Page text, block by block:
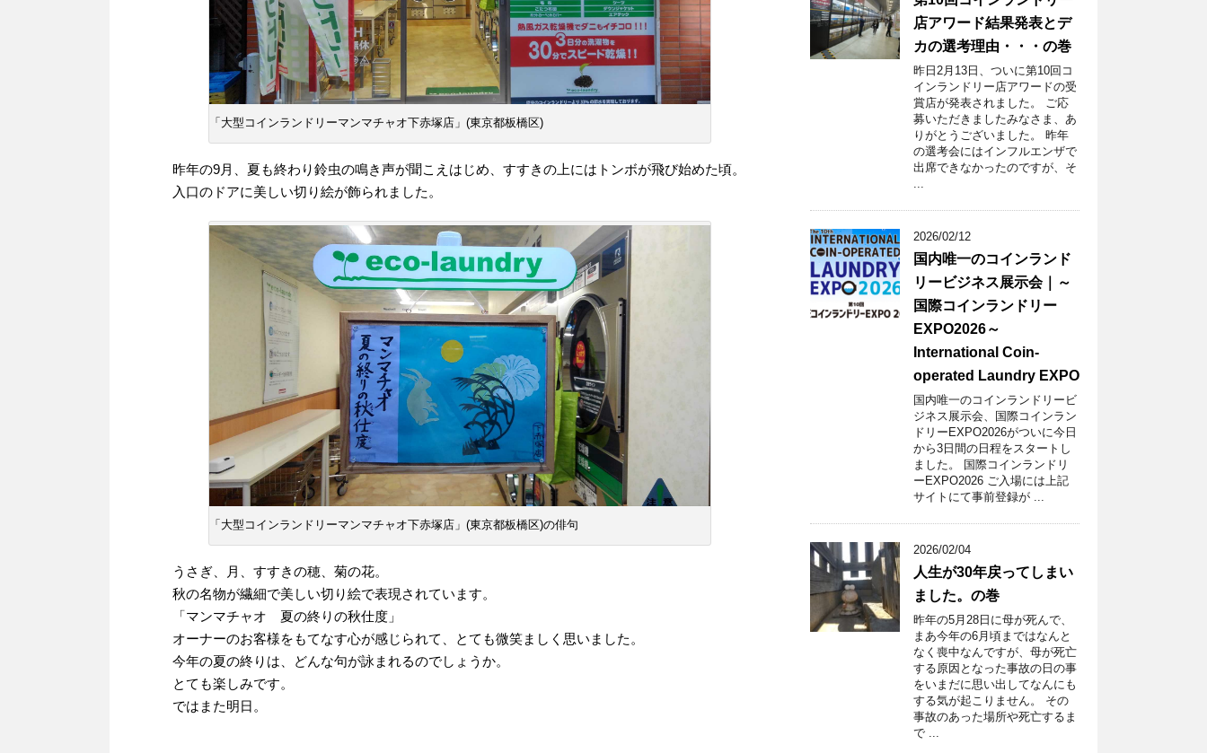
「大型コインランドリーマンマチャオ下赤塚店」(東京都板橋区)
昨年の9月、夏も終わり鈴虫の鳴き声が聞こえはじめ、すすきの上にはトンボが飛び始めた頃。
入口のドアに美しい切り絵が飾られました。
「大型コインランドリーマンマチャオ下赤塚店」(東京都板橋区)の俳句
うさぎ、月、すすきの穂、菊の花。
秋の名物が繊細で美しい切り絵で表現されています。
「マンマチャオ 夏の終りの秋仕度」
オーナーのお客様をもてなす心が感じられて、とても微笑ましく思いました。
今年の夏の終りは、どんな句が詠まれるのでしょうか。
とても楽しみです。
ではまた明日。
店アワード結果発表とデ
カの選考理由・・・の巻
昨日2月13日、ついに第10回コ
インランドリー店アワードの受
賞店が発表されました。 ご応
募いただきましたみなさま、あ
りがとうございました。 昨年
の選考会にはインフルエンザで
出席できなかったのですが、そ
...
2026/02/12
国内唯一のコインランド
リービジネス展示会｜～
国際コインランドリー
EXPO2026～
International Coin-
operated Laundry EXPO
国内唯一のコインランドリービ
ジネス展示会、国際コインラン
ドリーEXPO2026がついに今日
から3日間の日程をスタートし
ました。 国際コインランドリ
ーEXPO2026 ご入場には上記
サイトにて事前登録が ...
2026/02/04
人生が30年戻ってしまい
ました。の巻
昨年の5月28日に母が死んで、
まあ今年の6月頃まではなんと
なく喪中なんですが、母が死亡
する原因となった事故の日の事
をいまだに思い出してなんにも
する気が起こりません。 その
事故のあった場所や死亡するま
で ...